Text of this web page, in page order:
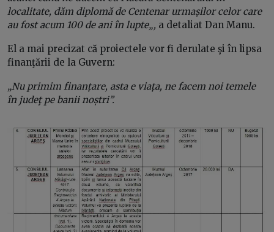
localitate, dăm diplomă de Centenar urmașilor celor care
au fost acum 100 de ani în lupte„, a detaliat Dan Manu.
El a mai precizat că proiectele vor fi derulate şi în lipsa
finanţării de la Guvern:
„Nu primim finanțare, asta e viața, ne facem noi temele
în judeţ pe banii noștri”.